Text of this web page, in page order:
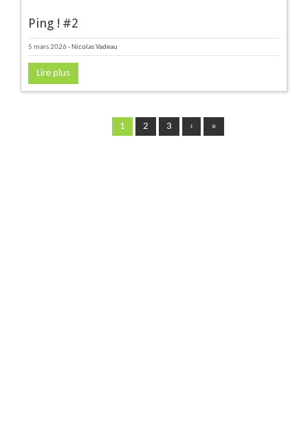
Ping ! #2
5 mars 2026 - Nicolas Vadeau
Lire plus
1 2 3 › »